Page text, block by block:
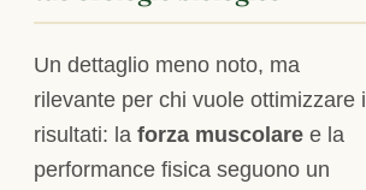
Un dettaglio meno noto, ma
rilevante per chi vuole ottimizzare i
risultati: la forza muscolare e la
performance fisica seguono un